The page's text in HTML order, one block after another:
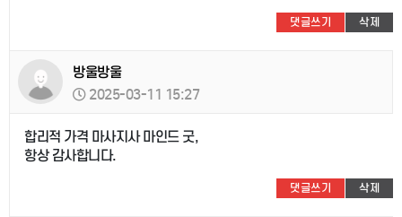
댓글쓰기 삭제
방울방울
2025-03-11 15:27
합리적 가격 마사지사 마인드 굿,
항상 감사합니다.
댓글쓰기 삭제